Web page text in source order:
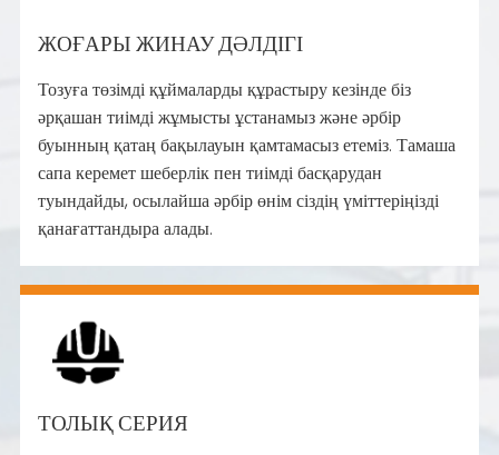
ЖОҒАРЫ ЖИНАУ ДӘЛДІГІ
Тозуға төзімді құймаларды құрастыру кезінде біз
әрқашан тиімді жұмысты ұстанамыз және әрбір
буынның қатаң бақылауын қамтамасыз етеміз. Тамаша
сапа керемет шеберлік пен тиімді басқарудан
туындайды, осылайша әрбір өнім сіздің үміттеріңізді
қанағаттандыра алады.
ТОЛЫҚ СЕРИЯ